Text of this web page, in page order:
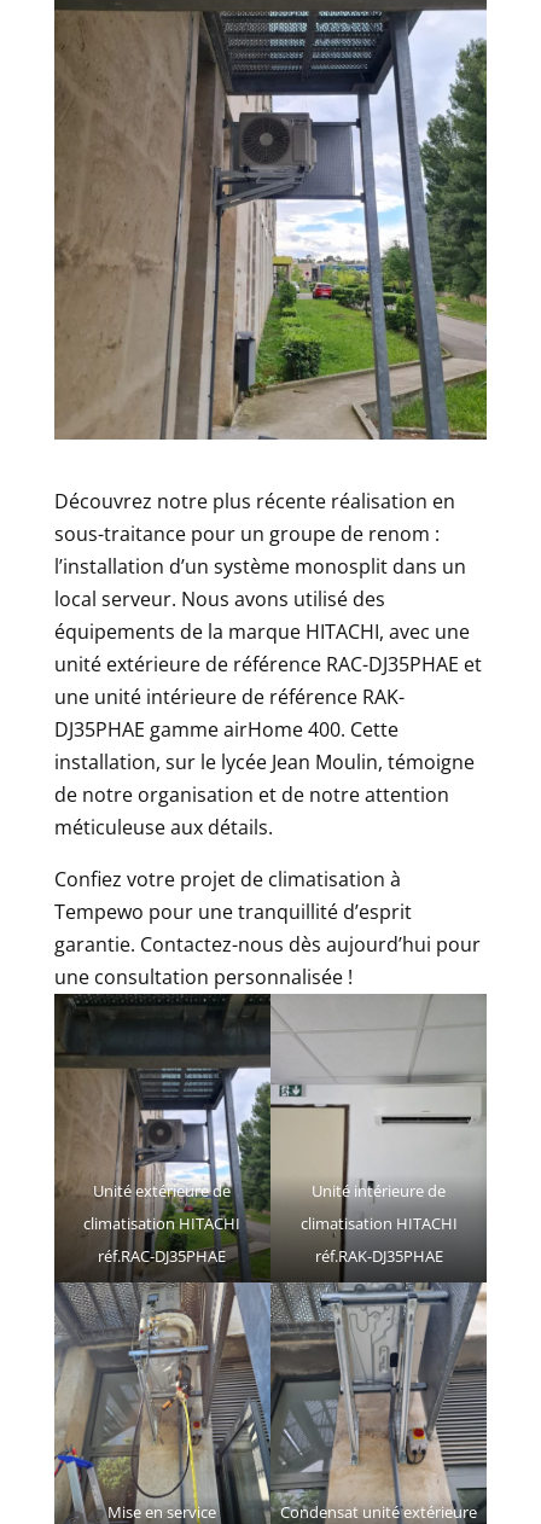
Découvrez notre plus récente réalisation en
sous-traitance pour un groupe de renom :
l’installation d’un système monosplit dans un
local serveur. Nous avons utilisé des
équipements de la marque HITACHI, avec une
unité extérieure de référence RAC-DJ35PHAE et
une unité intérieure de référence RAK-
DJ35PHAE gamme airHome 400. Cette
installation, sur le lycée Jean Moulin, témoigne
de notre organisation et de notre attention
méticuleuse aux détails.
Confiez votre projet de climatisation à
Tempewo pour une tranquillité d’esprit
garantie. Contactez-nous dès aujourd’hui pour
une consultation personnalisée !
Unité extérieure de
climatisation HITACHI
réf.RAC-DJ35PHAE
Unité intérieure de
climatisation HITACHI
réf.RAK-DJ35PHAE
Mise en service
Condensat unité extérieure